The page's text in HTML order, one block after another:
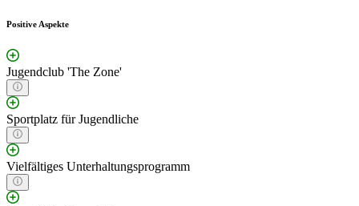
Positive Aspekte
Jugendclub 'The Zone'
Sportplatz für Jugendliche
Vielfältiges Unterhaltungsprogramm